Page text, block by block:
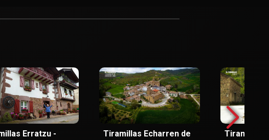
Erratzu - Tiramillas Echarren de Tiramillas